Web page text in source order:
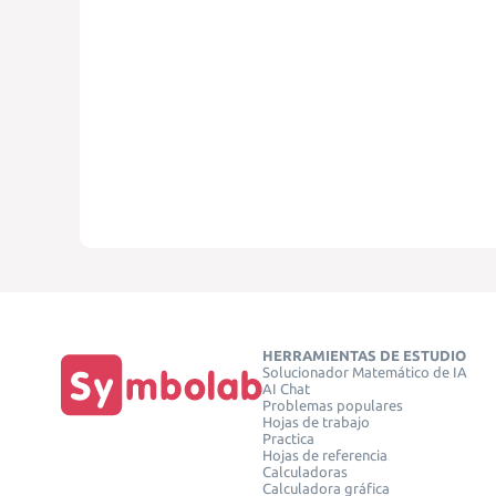
HERRAMIENTAS DE ESTUDIO
Solucionador Matemático de IA
AI Chat
Problemas populares
Hojas de trabajo
Practica
Hojas de referencia
Calculadoras
Calculadora gráfica